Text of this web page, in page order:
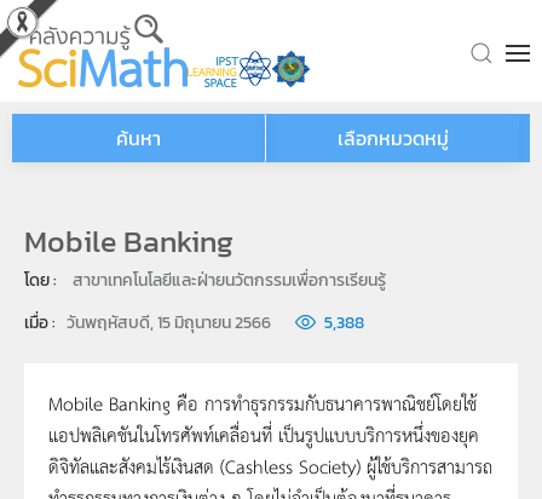
Skip to main content
ค้นหา เลือกหมวดหมู่
Mobile Banking
โดย :
สาขาเทคโนโลยีและฝ่ายนวัตกรรมเพื่อการเรียนรู้
เมื่อ : วันพฤหัสบดี, 15 มิถุนายน 2566 5,388
Mobile Banking คือ การทำธุรกรรมกับธนาคารพาณิชย์โดยใช้
แอปพลิเคชันในโทรศัพท์เคลื่อนที่ เป็นรูปแบบบริการหนึ่งของยุค
ดิจิทัลและสังคมไร้เงินสด (Cashless Society) ผู้ใช้บริการสามารถ